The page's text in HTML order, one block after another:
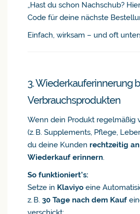
„Hast du schon Nachschub?
Code für deine nächste
Einfach, wirksam – und oft
3. Wiederkauferinnerung
Verbrauchsprodukten
Wenn dein Produkt regelmäßig
(z. B. Supplements, Pflege,
du deine Kunden rechtzeitig
Wiederkauf erinnern.
So funktioniert’s:
Setze in Klaviyo eine
z. B. 30 Tage nach dem Kauf